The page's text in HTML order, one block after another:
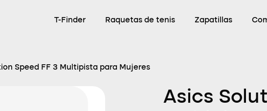
T-Finder Raquetas de tenis Zapatillas
Speed FF 3 Multipista para Mujeres
Asics